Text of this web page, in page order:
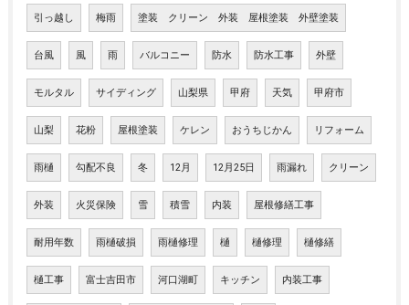
引っ越し 梅雨 塗装 クリーン 外装 屋根塗装 外壁塗装
台風 風 雨 バルコニー 防水 防水工事 外壁
モルタル サイディング 山梨県 甲府 天気 甲府市
山梨 花粉 屋根塗装 ケレン おうちじかん リフォーム
雨樋 勾配不良 冬 12月 12月25日 雨漏れ クリーン
外装 火災保険 雪 積雪 内装 屋根修繕工事
耐用年数 雨樋破損 雨樋修理 樋 樋修理 樋修繕
樋工事 富士吉田市 河口湖町 キッチン 内装工事